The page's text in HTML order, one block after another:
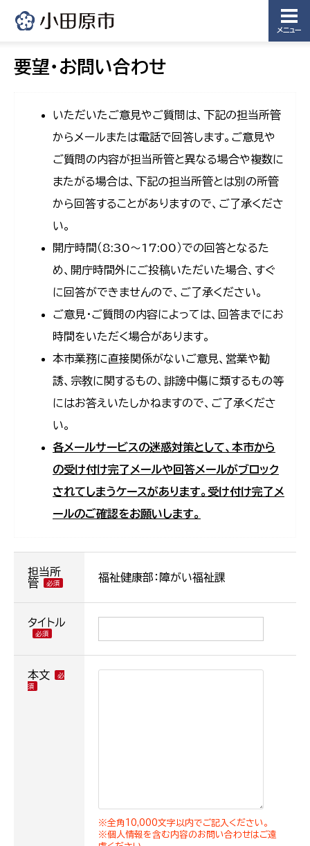
メニュー
要望・お問い合わせ
いただいたご意見やご質問は、下記の担当所管
からメールまたは電話で回答します。ご意見や
ご質問の内容が担当所管と異なる場合や複数に
またがる場合は、下記の担当所管とは別の所管
から回答することがありますので、ご了承くださ
い。
開庁時間（8:30〜17:00）での回答となるた
め、開庁時間外にご投稿いただいた場合、すぐ
に回答ができませんので、ご了承ください。
ご意見・ご質問の内容によっては、回答までにお
時間をいただく場合があります。
本市業務に直接関係がないご意見、営業や勧
誘、宗教に関するもの、誹謗中傷に類するもの等
にはお答えいたしかねますので、ご了承くださ
い。
各メールサービスの迷惑対策として、本市から
の受け付け完了メールや回答メールがブロック
されてしまうケースがあります。受け付け完了メ
ールのご確認をお願いします。
担当所
管
福祉健康部：障がい福祉課
タイトル
本文
※全角10,000文字以内でご記入ください。
※個人情報を含む内容のお問い合わせはご遠